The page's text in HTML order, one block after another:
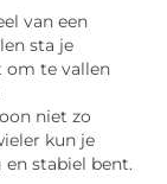
van een
sta je
om te vallen
niet zo
kun je
stabiel bent.